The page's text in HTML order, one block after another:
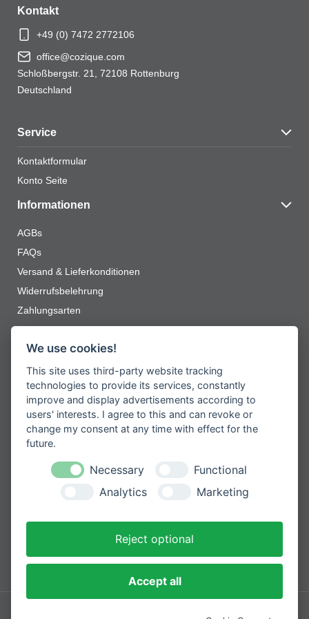
Kontakt
+49 (0) 7472 2772106
office@cozique.com
Schloßbergstr. 21, 72108 Rottenburg
Deutschland
Service
Kontaktformular
Konto Seite
Informationen
AGBs
FAQs
Versand & Lieferkonditionen
Widerrufsbelehrung
Zahlungsarten
Jetzt zum Newsletter anmelden
Erhalten Sie spannende Angebote und
neueste Informationen zu unseren
Produkten
Please
field
Mit der Anmeldung zum Newsletter
stimmen Sie zu, dass wir Ihre
Informationen im Rahmen unserer
We use cookies!
This site uses third-party website tracking
technologies to provide its services, constantly
improve and display advertisements according to
users' interests. I agree to this and can revoke or
change my consent at any time with effect for the
future.
Necessary
Functional
Analytics
Marketing
Reject optional
Accept all